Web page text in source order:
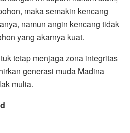
maka semakin kencang
namun angin kencang tidak
yang akarnya kuat.
tetap menjaga zona integritas
generasi muda Madina
mulia.